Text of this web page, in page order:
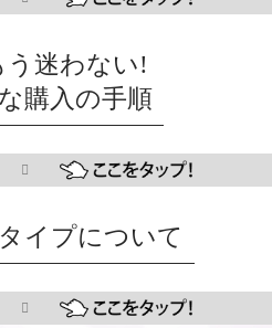
う迷わない!
購入の手順
イプについて